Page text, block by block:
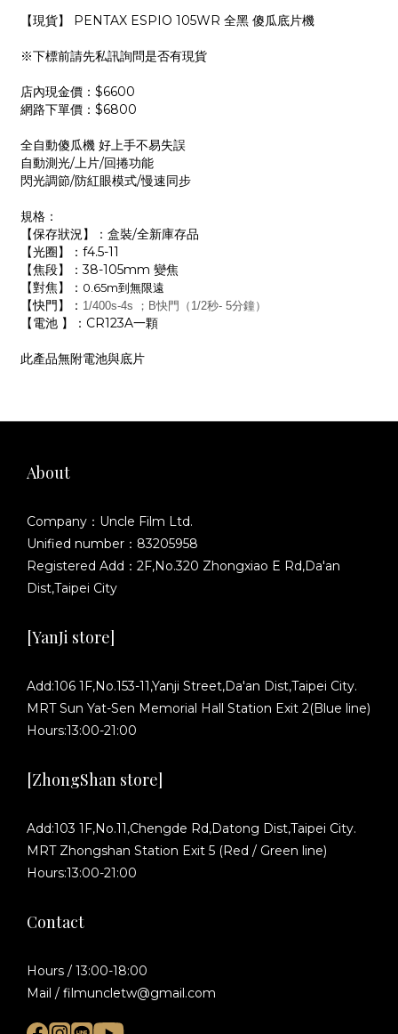
【現貨】 PENTAX ESPIO 105WR 全黑 傻瓜底片機
※下標前請先私訊詢問是否有現貨
店內現金價：$6600
網路下單價：$6800
全自動傻瓜機 好上手不易失誤
自動測光/上片/回捲功能
閃光調節/防紅眼模式/慢速同步
規格：
【保存狀況】：盒裝/全新庫存品
【光圈】：f4.5-11
【焦段】：38-105mm 變焦
【對焦】： 0.65m到無限遠
【快門】： 1/400s-4s ；B快門（1/2秒- 5分鐘）
【電池 】：CR123A一顆
此產品無附電池與底片
About
Company：Uncle Film Ltd.
Unified number：83205958
Registered Add：2F,No.320 Zhongxiao E Rd,Da'an
Dist,Taipei City
[YanJi store]
Add:106 1F,No.153-11,Yanji Street,Da'an Dist,Taipei City.
MRT Sun Yat-Sen Memorial Hall Station Exit 2(Blue line)
Hours:13:00-21:00
[ZhongShan store]
Add:103 1F,No.11,Chengde Rd,Datong Dist,Taipei City.
MRT Zhongshan Station Exit 5 (Red / Green line)
Hours:13:00-21:00
Contact
Hours / 13:00-18:00
Mail / filmuncletw@gmail.com